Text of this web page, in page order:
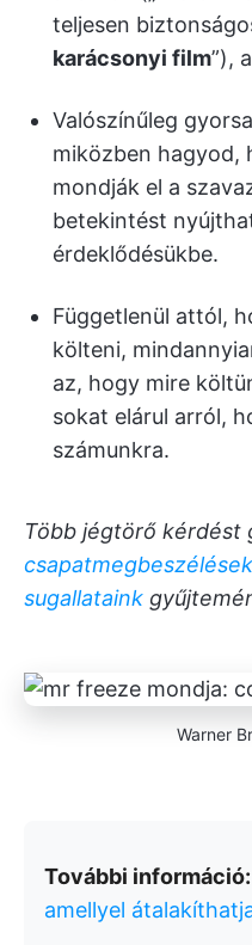
teljesen
karácsonyi film”),
Valószínűleg
miközben hagyod,
mondják el a
betekintést
érdeklődésükbe.
Függetlenül attól,
költeni,
az, hogy mire
sokat elárul arról,
számunkra.
Több jégtörő kérdést
sugallataink
Warner
További információ:
amellyel